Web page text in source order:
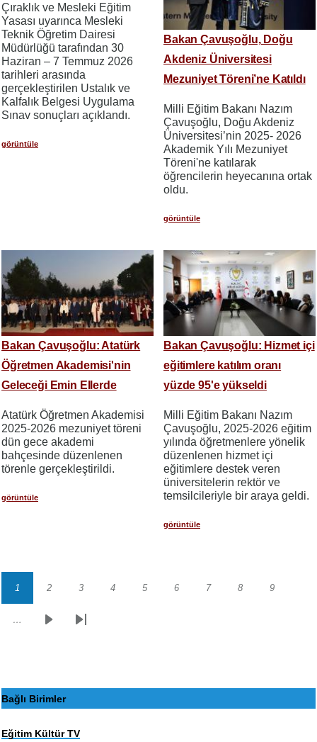
Çıraklık ve Mesleki Eğitim
Yasası uyarınca Mesleki
Teknik Öğretim Dairesi
Müdürlüğü tarafından 30
Haziran – 7 Temmuz 2026
tarihleri arasında
gerçekleştirilen Ustalık ve
Kalfalık Belgesi Uygulama
Sınav sonuçları açıklandı.
görüntüle
Bakan Çavuşoğlu, Doğu
Akdeniz Üniversitesi
Mezuniyet Töreni’ne Katıldı
Milli Eğitim Bakanı Nazım
Çavuşoğlu, Doğu Akdeniz
Üniversitesi’nin 2025- 2026
Akademik Yılı Mezuniyet
Töreni'ne katılarak
öğrencilerin heyecanına ortak
oldu.
görüntüle
Bakan Çavuşoğlu: Atatürk
Öğretmen Akademisi'nin
Geleceği Emin Ellerde
Atatürk Öğretmen Akademisi
2025-2026 mezuniyet töreni
dün gece akademi
bahçesinde düzenlenen
törenle gerçekleştirildi.
görüntüle
Bakan Çavuşoğlu: Hizmet içi
eğitimlere katılım oranı
yüzde 95'e yükseldi
Milli Eğitim Bakanı Nazım
Çavuşoğlu, 2025-2026 eğitim
yılında öğretmenlere yönelik
düzenlenen hizmet içi
eğitimlere destek veren
üniversitelerin rektör ve
temsilcileriyle bir araya geldi.
görüntüle
Sayfalama
Sayfa
1 Sayfa
2 Sayfa
3 Sayfa
4 Sayfa
5 Sayfa
6 Sayfa
7 Sayfa
8 Sayfa
9
…
SonrakiSon
Bağlı Birimler
Eğitim Kültür TV